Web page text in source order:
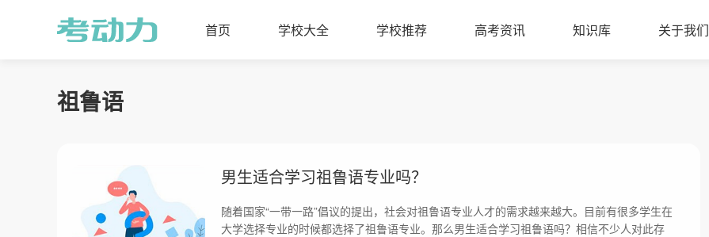
首页 学校大全 学校推荐 高考资讯 知识库 关于我们
祖鲁语
男生适合学习祖鲁语专业吗？
随着国家“一带一路”倡议的提出，社会对祖鲁语专业人才的需求越来越大。目前有很多学生在
大学选择专业的时候都选择了祖鲁语专业。那么男生适合学习祖鲁语吗？相信不少人对此存